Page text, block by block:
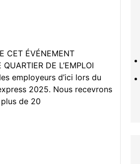
CET ÉVÉNEMENT
DE L’EMPLOI
employeurs d’ici lors du
2025. Nous recevrons
de 20